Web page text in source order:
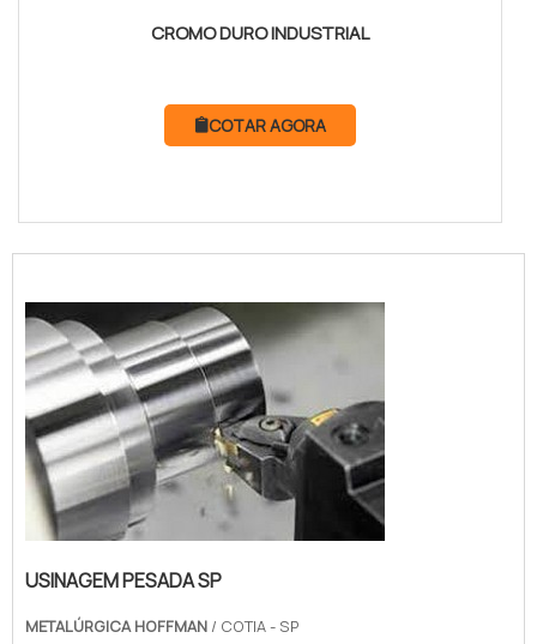
CROMO DURO INDUSTRIAL
COTAR AGORA
USINAGEM PESADA SP
METALÚRGICA HOFFMAN / COTIA - SP